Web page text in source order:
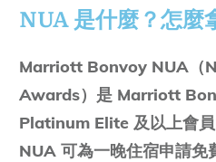
上限比較：NUA 核准
邊際回報：多花的
的部份
常見問題 FAQ
Q：Marriott Bonvoy
NUA 是什麼？怎麼
Marriott Bonvoy NUA（
Awards）是 Marriott
Platinum Elite 及以上會
NUA 可為一晚住宿申請免